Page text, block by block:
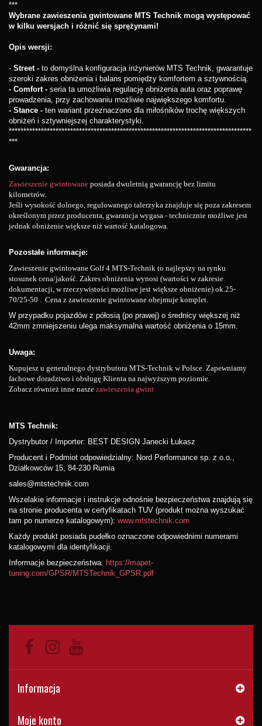
***
Wybrane zawieszenia gwintowane MTS Technik mogą występować
w kilku wersjach i różnić się sprężynami!
Opis wersji:
- Street - to domyślna konfiguracja inżynierów MTS Technik, gwarantuje
szeroki zakres obniżenia i balans pomiędzy komfortem a sztywnością.
- Comfort - seria ta umożliwia regulację obniżenia auta oraz poprawę
prowadzenia, przy zachowaniu możliwie największego komfortu.
- Stance - ten wariant przeznaczono dla miłośników trochę większych
obniżeń i sztywniejszej charakterystyki.
***********************************************************************************
***
Gwarancja:
Zawieszenie gwintowane posiada dwuletnią gwarancję bez limitu
kilometrów.
Jeśli wysokość dolnego, regulowanego talerzyka znajduje się poza zakresem
określonym przez producenta, gwarancja wygasa - technicznie możliwe jest
jednak obniżenie większe niż wartość katalogowa.
Pozostałe informacje:
Zawieszenie gwintowane Golf 4 MTS-Technik to najlepszy na rynku
stosunek cena/jakość. Zakres obniżenia wynosi (wartości w zakresie
dokumentacji, w rzeczywistości możliwe jest większe obniżenie) ok.25-
70/25-50 . Cena z zawieszenie gwintowane obejmuje komplet.
W przypadku pojazdów z półosią (po prawej) o średnicy większej niż
42mm zmniejszeniu ulega maksymalna wartość obniżenia o 15mm.
Uwaga:
Kupujesz u generalnego dystrybutora MTS-Technik w Polsce. Zapewniamy
fachowe doradztwo i obsługę Klienta na najwyższym poziomie.
Zobacz również inne nasze zawieszenia gwint
MTS Technik:
Dystrybutor / Importer: BEST DESIGN Janecki Łukasz
Producent i Podmiot odpowiedzialny: Nord Performance sp. z o.o.,
Działkowców 15, 84-230 Rumia
sales@mtstechnik.com
Wszelakie informacje i instrukcje odnośnie bezpieczeństwa znajdują się
na stronie producenta w certyfikatach TUV (produkt można wyszukać
tam po numerze katalogowym): www.mtstechnik.com
Każdy produkt posiada pudełko oznaczone odpowiednimi numerami
katalogowymi dla identyfikacji.
Informacje bezpieczeństwa: https://mapet-
tuning.com/GPSR/MTSTechnik_GPSR.pdf
Informacja
Moje konto